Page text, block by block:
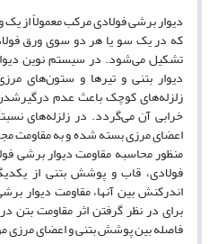
دیوار برشی فولادی مرکب معمولاً از
که در یک سو یا هر دو سوی ورق
تشکیل می‌شود. در سیستم نوین
دیوار بتنی و تیرها و ستون‌های
زلزله‌های کوچک باعث عدم
خرابی آن می‌گردد. در زلزله‌های
اعضای مرزی بسته شده و به مقاومت
منظور محاسبه مقاومت دیوار برشی
فولادی، قاب و پوشش بتنی از
اندرکنش بین آنها، مقاومت دیوار
برای در نظر گرفتن اثر مقاومت بتن
فاصله بین پوشش بتنی و اعضای مرزی